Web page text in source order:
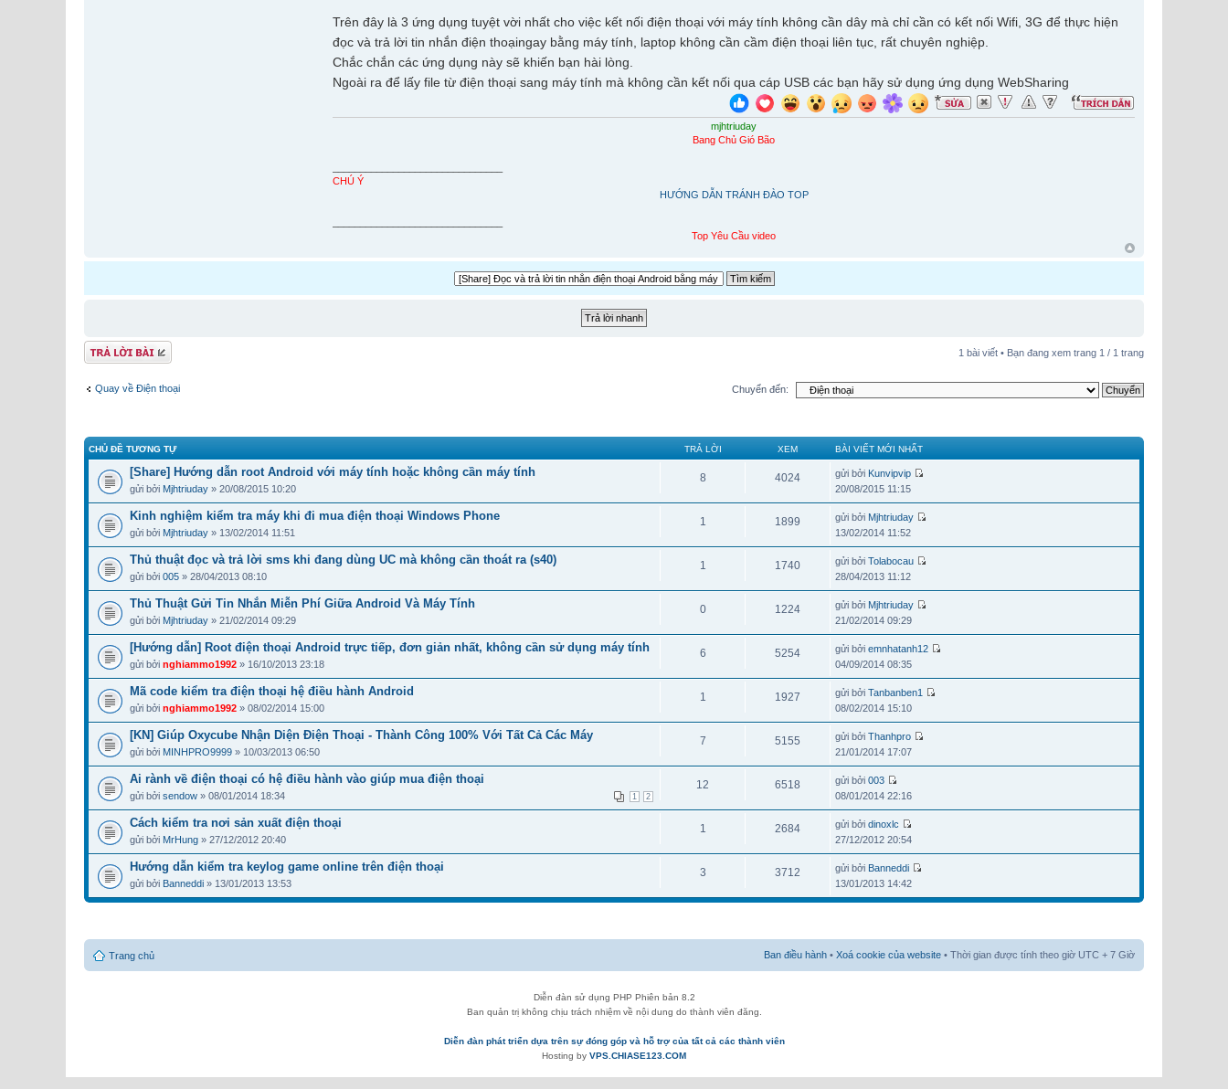
Trên đây là 3 ứng dụng tuyệt vời nhất cho việc kết nối điện thoại với máy tính không cần dây mà chỉ cần có kết nối Wifi, 3G để thực hiện
đọc và trả lời tin nhắn điện thoạingay bằng máy tính, laptop không cần cầm điện thoại liên tục, rất chuyên nghiệp.
Chắc chắn các ứng dụng này sẽ khiến bạn hài lòng.
Ngoài ra để lấy file từ điện thoại sang máy tính mà không cần kết nối qua cáp USB các bạn hãy sử dụng ứng dụng WebSharing
mjhtriuday
Bang Chủ Gió Bão
CHÚ Ý
HƯỚNG DẪN TRÁNH ĐÀO TOP
Top Yêu Cầu video
Gửi bài trả lời 1 bài viết • Bạn đang xem trang 1 / 1 trang
Quay về Điện thoại Chuyển đến:
CHỦ ĐỀ TƯƠNG TỰ TRẢ LỜI XEM BÀI VIẾT MỚI NHẤT
[Share] Hướng dẫn root Android với máy tính hoặc không cần máy tính
gửi bởi Mjhtriuday » 20/08/2015 10:20
8 4024 gửi bởi Kunvipvip
20/08/2015 11:15
Kinh nghiệm kiểm tra máy khi đi mua điện thoại Windows Phone
gửi bởi Mjhtriuday » 13/02/2014 11:51
1 1899 gửi bởi Mjhtriuday
13/02/2014 11:52
Thủ thuật đọc và trả lời sms khi đang dùng UC mà không cần thoát ra (s40)
gửi bởi 005 » 28/04/2013 08:10
1 1740 gửi bởi Tolabocau
28/04/2013 11:12
Thủ Thuật Gửi Tin Nhắn Miễn Phí Giữa Android Và Máy Tính
gửi bởi Mjhtriuday » 21/02/2014 09:29
0 1224 gửi bởi Mjhtriuday
21/02/2014 09:29
[Hướng dẫn] Root điện thoại Android trực tiếp, đơn giản nhất, không cần sử dụng máy tính
gửi bởi nghiammo1992 » 16/10/2013 23:18
6 5254 gửi bởi emnhatanh12
04/09/2014 08:35
Mã code kiểm tra điện thoại hệ điều hành Android
gửi bởi nghiammo1992 » 08/02/2014 15:00
1 1927 gửi bởi Tanbanben1
08/02/2014 15:10
[KN] Giúp Oxycube Nhận Diện Điện Thoại - Thành Công 100% Với Tất Cả Các Máy
gửi bởi MINHPRO9999 » 10/03/2013 06:50
7 5155 gửi bởi Thanhpro
21/01/2014 17:07
Ai rành về điện thoại có hệ điều hành vào giúp mua điện thoại
1 2
gửi bởi sendow » 08/01/2014 18:34
12 6518 gửi bởi 003
08/01/2014 22:16
Cách kiểm tra nơi sản xuất điện thoại
gửi bởi MrHung » 27/12/2012 20:40
1 2684 gửi bởi dinoxlc
27/12/2012 20:54
Hướng dẫn kiểm tra keylog game online trên điện thoại
gửi bởi Banneddi » 13/01/2013 13:53
3 3712 gửi bởi Banneddi
13/01/2013 14:42
Trang chủ Ban điều hành • Xoá cookie của website • Thời gian được tính theo giờ UTC + 7 Giờ
Diễn đàn sử dụng PHP Phiên bản 8.2
Ban quản trị không chịu trách nhiệm về nội dung do thành viên đăng.
Diễn đàn phát triển dựa trên sự đóng góp và hỗ trợ của tất cả các thành viên
Hosting by VPS.CHIASE123.COM